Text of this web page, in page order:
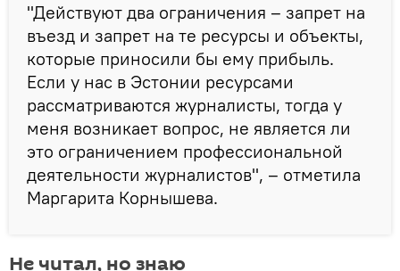
"Действуют два ограничения – запрет на
въезд и запрет на те ресурсы и объекты,
которые приносили бы ему прибыль.
Если у нас в Эстонии ресурсами
рассматриваются журналисты, тогда у
меня возникает вопрос, не является ли
это ограничением профессиональной
деятельности журналистов", – отметила
Маргарита Корнышева.
Не читал, но знаю